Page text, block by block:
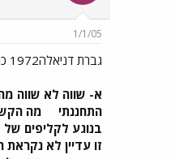
1/1/05
גברת דניאלה1972 כנסייי ../images/Emo26.gif
א- שווה לא שווה
התחננתי
מה
בנוגע לקליפים
זו עדיין לא נקראת